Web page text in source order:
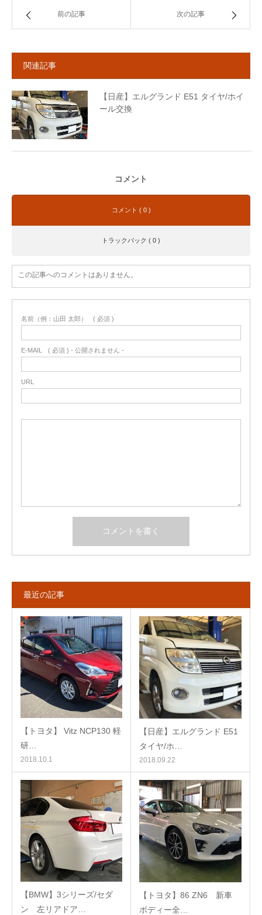
前の記事 次の記事
関連記事
【日産】エルグランド E51 タイヤ/ホイ
ール交換
コメント
コメント ( 0 )
トラックバック ( 0 )
この記事へのコメントはありません。
名前（例：山田 太郎） ( 必須 )
E-MAIL ( 必須 ) - 公開されません -
URL
最近の記事
【トヨタ】 Vitz NCP130 軽
研…
2018.10.1
【日産】エルグランド E51
タイヤ/ホ…
2018.09.22
【BMW】3シリーズ/セダ
ン 左リアドア…
【トヨタ】86 ZN6 新車
ボディー全…